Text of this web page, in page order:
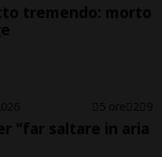
tremendo: morto
5 ore 2 9
"far saltare in aria